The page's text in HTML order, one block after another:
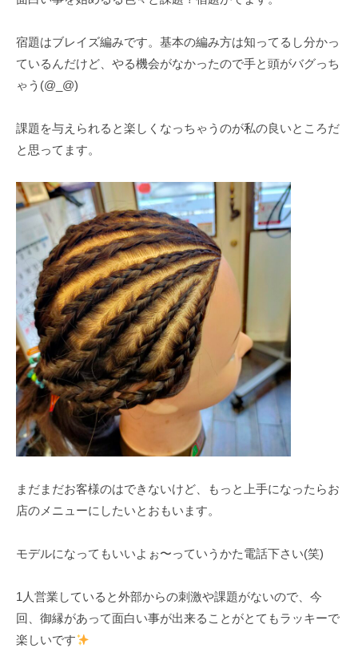
宿題はブレイズ編みです。基本の編み方は知ってるし分かっ
ているんだけど、やる機会がなかったので手と頭がバグっち
ゃう(⁠@⁠_⁠@⁠)
課題を与えられると楽しくなっちゃうのが私の良いところだ
と思ってます。
まだまだお客様のはできないけど、もっと上手になったらお
店のメニューにしたいとおもいます。
モデルになってもいいよぉ〜っていうかた電話下さい(笑)
1人営業していると外部からの刺激や課題がないので、今
回、御縁があって面白い事が出来ることがとてもラッキーで
楽しいです